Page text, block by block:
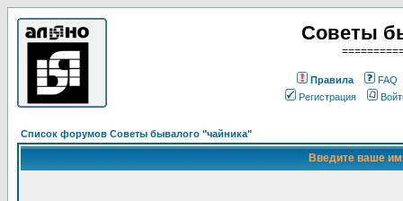
Советы
Правила
FAQ
Регистрация
Список форумов Советы бывалого "чайника"
Введите ваше